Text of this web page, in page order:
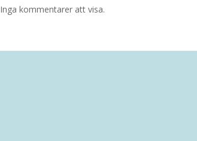
Inga kommentarer att visa.